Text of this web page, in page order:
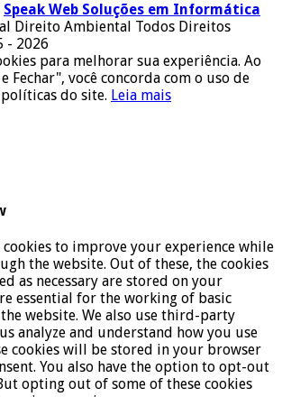
Speak Web Soluções em Informática
Direito Ambiental Todos Direitos
- 2026
para melhorar sua experiência. Ao
Fechar", você concorda com o uso de
do site. Leia mais
cookies to improve your experience while
the website. Out of these, the cookies
as necessary are stored on your
essential for the working of basic
website. We also use third-party
analyze and understand how you use
cookies will be stored in your browser
You also have the option to opt-out
opting out of some of these cookies